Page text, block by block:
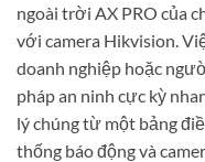
ngoài trời AX PRO của
với camera Hikvision.
doanh nghiệp hoặc
pháp an ninh cực kỳ
lý chúng từ một bảng
thống báo động và